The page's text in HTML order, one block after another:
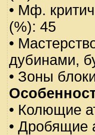
• Мф.
(%): 45
•
дубинами,
• Зоны
• Колющие
• Дробящие